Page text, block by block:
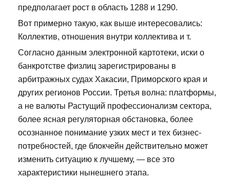
предполагает рост в область 1288 и 1290.
Вот примерно такую, как выше интересовались:
Коллектив, отношения внутри коллектива и т.
Согласно данным электронной картотеки, иски о
банкротстве физлиц зарегистрированы в
арбитражных судах Хакасии, Приморского края и
других регионов России. Третья волна: платформы,
а не валюты Растущий профессионализм сектора,
более ясная регуляторная обстановка, более
осознанное понимание узких мест и тех бизнес-
потребностей, где блокчейн действительно может
изменить ситуацию к лучшему, — все это
характеристики нынешнего этапа.